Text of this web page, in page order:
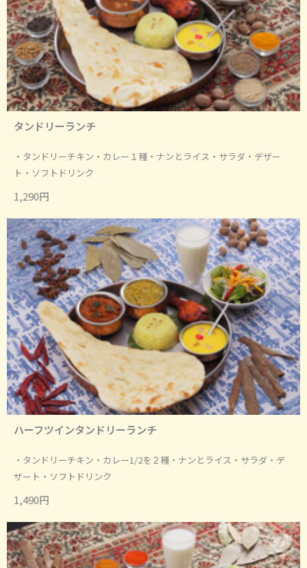
タンドリーランチ
・タンドリーチキン・カレー１種・ナンとライス・サラダ・デザー
ト・ソフトドリンク
1,290円
ハーフツインタンドリーランチ
・タンドリーチキン・カレー1/2を２種・ナンとライス・サラダ・デ
ザート・ソフトドリンク
1,490円